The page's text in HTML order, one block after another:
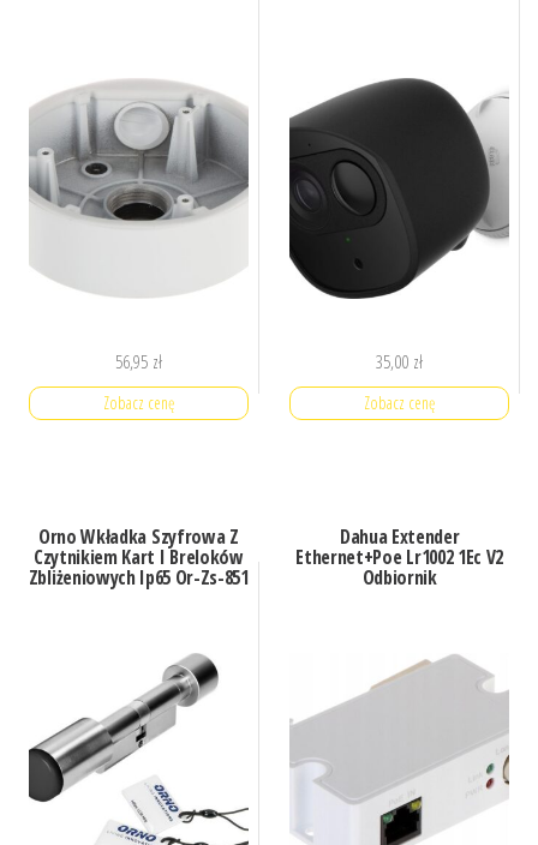
56,95 zł
Zobacz cenę
35,00 zł
Zobacz cenę
Orno Wkładka Szyfrowa Z
Czytnikiem Kart I Breloków
Zbliżeniowych Ip65 Or-Zs-851
Dahua Extender
Ethernet+Poe Lr1002 1Ec V2
Odbiornik